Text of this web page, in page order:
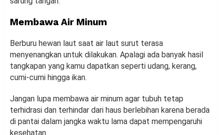
Membawa Air Minum
Berburu hewan laut saat air laut surut terasa
menyenangkan untuk dilakukan. Apalagi ada banyak hasil
tangkapan yang kamu dapatkan seperti udang, kerang,
cumi-cumi hingga ikan.
Jangan lupa membawa air minum agar tubuh tetap
terhidrasi dan terhindar dari haus berlebihan karena berada
di pantai dalam jangka waktu lama dapat mempengaruhi
kesehatan.